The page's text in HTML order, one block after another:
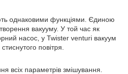
однаковими функціями. Єдиною
вакууму. У той час як
насос, у Twister venturi вакуум
повітря.
всіх параметрів змішування.